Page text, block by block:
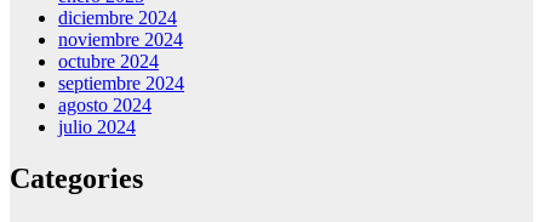
diciembre 2024
noviembre 2024
octubre 2024
septiembre 2024
agosto 2024
julio 2024
Categories